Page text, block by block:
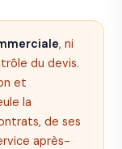
, ni
du devis.
et
la
de ses
après-